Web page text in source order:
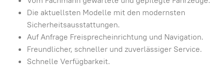
Die aktuellsten Modelle mit den modernsten
Sicherheitsausstattungen.
Auf Anfrage Freisprecheinrichtung und Navigation.
Freundlicher, schneller und zuverlässiger Service.
Schnelle Verfügbarkeit.